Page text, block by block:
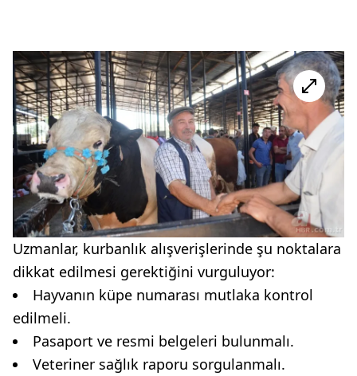
Uzmanlar, kurbanlık alışverişlerinde şu noktalara
dikkat edilmesi gerektiğini vurguluyor:
Hayvanın küpe numarası mutlaka kontrol
edilmeli.
Pasaport ve resmi belgeleri bulunmalı.
Veteriner sağlık raporu sorgulanmalı.